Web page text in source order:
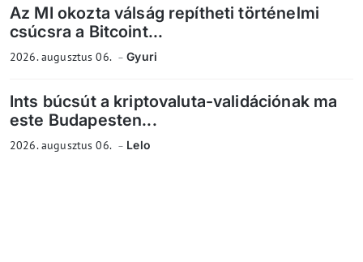
Az MI okozta válság repítheti történelmi
csúcsra a Bitcoint...
2026. augusztus 06. Gyuri
Ints búcsút a kriptovaluta-validációnak ma
este Budapesten...
2026. augusztus 06. Lelo